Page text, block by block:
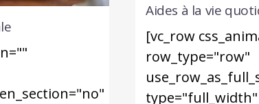
Aides à la vie
[vc_row
row_type="row"
type="full_width"